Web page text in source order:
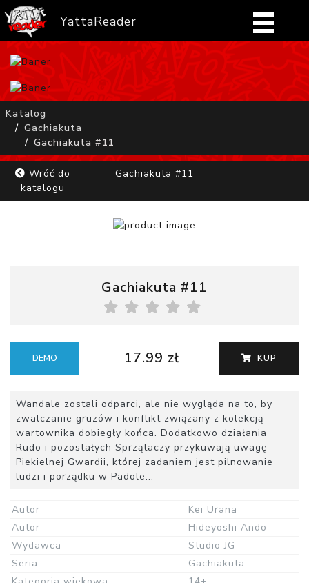
YattaReader
Home
FAQ
Mangi
Katalog
Gachiakuta
Gachiakuta #11
Wróć do
katalogu
Gachiakuta #11
Gachiakuta #11
DEMO 17.99 zł KUP
Wandale zostali odparci, ale nie wygląda na to, by
zwalczanie gruzów i konflikt związany z kolekcją
wartownika dobiegły końca. Dodatkowo działania
Rudo i pozostałych Sprzątaczy przykuwają uwagę
Piekielnej Gwardii, której zadaniem jest pilnowanie
ludzi i porządku w Padole...
Autor
Kei Urana
Autor
Hideyoshi Ando
Wydawca
Studio JG
Seria
Gachiakuta